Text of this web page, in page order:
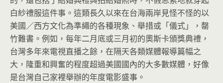
白紗禮服這件事。這類長久以來在台海兩岸見怪不怪的以
美國／西方文化為準繩的各種現象、舉措或「儀式」，罄
竹難書。例如，每年二月底或三月初的奧斯卡頒獎典禮，
台灣多年來電視直播之餘，在隔天各類媒體報導篇幅之
大，隆重和興奮的程度超過美國國內的大多數媒體，好像
是台灣自己家裡舉辦的年度電影盛事。